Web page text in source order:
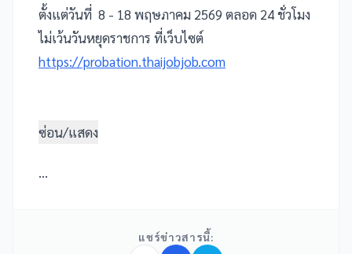
ตั้งแต่วันที่ 8 - 18 พฤษภาคม 2569 ตลอด 24 ชั่วโมง
ไม่เว้นวันหยุดราชการ ที่เว็บไซต์
https://probation.thaijobjob.com
ซ่อน/แสดง
...
แชร์ข่าวสารนี้: